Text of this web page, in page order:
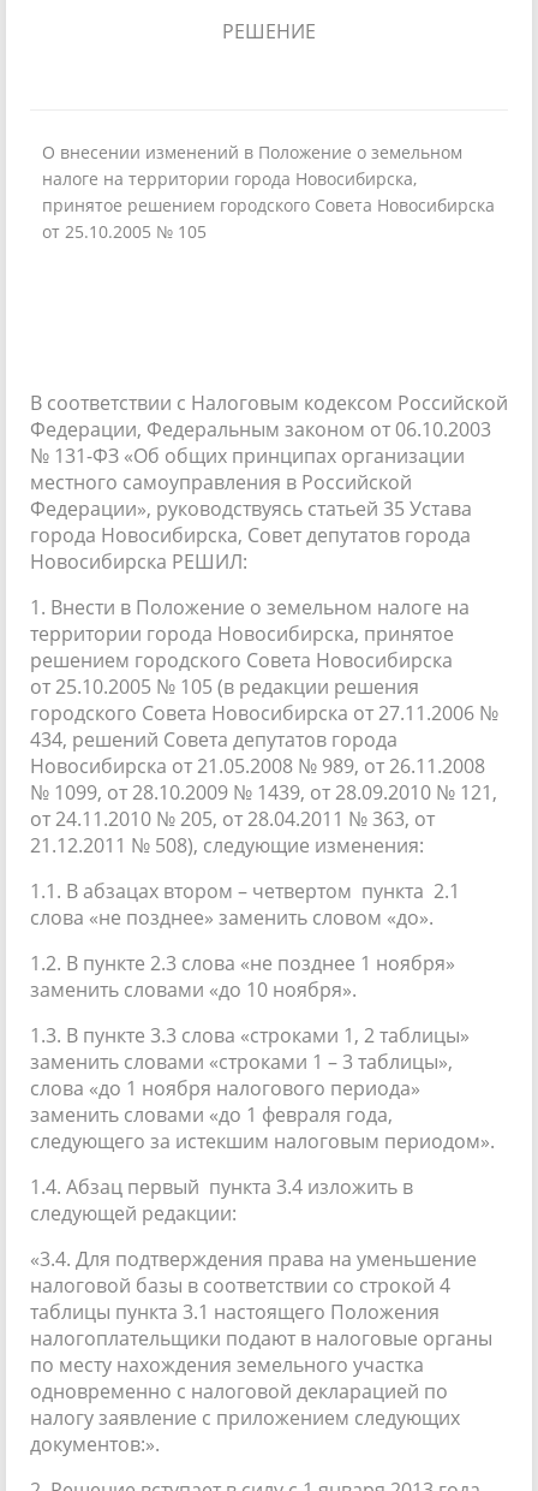
РЕШЕНИЕ
О внесении изменений в Положение о земельном
налоге на территории города Новосибирска,
принятое решением городского Совета Новосибирска
от 25.10.2005 № 105
В соответствии с Налоговым кодексом Российской
Федерации, Федеральным законом от 06.10.2003
№ 131-ФЗ «Об общих принципах организации
местного самоуправления в Российской
Федерации», руководствуясь статьей 35 Устава
города Новосибирска, Совет депутатов города
Новосибирска РЕШИЛ:
1. Внести в Положение о земельном налоге на
территории города Новосибирска, принятое
решением городского Совета Новосибирска
от 25.10.2005 № 105 (в редакции решения
городского Совета Новосибирска от 27.11.2006 №
434, решений Совета депутатов города
Новосибирска от 21.05.2008 № 989, от 26.11.2008
№ 1099, от 28.10.2009 № 1439, от 28.09.2010 № 121,
от 24.11.2010 № 205, от 28.04.2011 № 363, от
21.12.2011 № 508), следующие изменения:
1.1. В абзацах втором – четвертом пункта 2.1
слова «не позднее» заменить словом «до».
1.2. В пункте 2.3 слова «не позднее 1 ноября»
заменить словами «до 10 ноября».
1.3. В пункте 3.3 слова «строками 1, 2 таблицы»
заменить словами «строками 1 – 3 таблицы»,
слова «до 1 ноября налогового периода»
заменить словами «до 1 февраля года,
следующего за истекшим налоговым периодом».
1.4. Абзац первый пункта 3.4 изложить в
следующей редакции:
«3.4. Для подтверждения права на уменьшение
налоговой базы в соответствии со строкой 4
таблицы пункта 3.1 настоящего Положения
налогоплательщики подают в налоговые органы
по месту нахождения земельного участка
одновременно с налоговой декларацией по
налогу заявление с приложением следующих
документов:».